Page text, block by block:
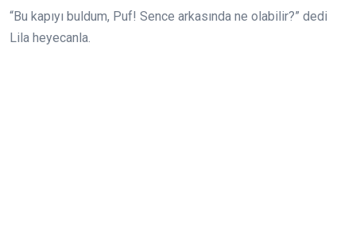
“Bu kapıyı buldum, Puf! Sence arkasında ne olabilir?” dedi
Lila heyecanla.